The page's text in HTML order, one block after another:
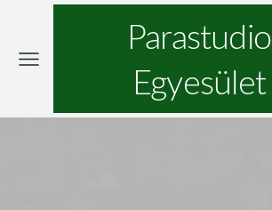
Parastudio
Egyesület